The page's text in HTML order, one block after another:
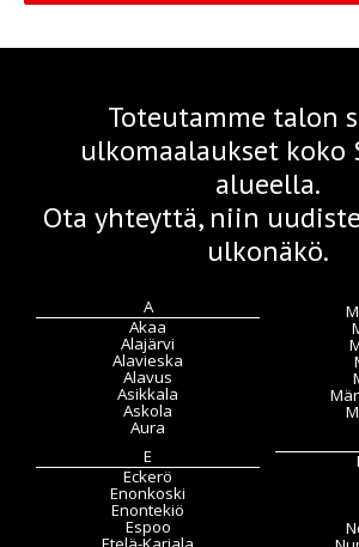
Toteutamme talon
ulkomaalaukset koko
alueella.
Ota yhteyttä, niin
ulkonäkö.
A
Akaa
Alajärvi
Alavieska
Alavus
Asikkala
Askola
Aura
E
Eckerö
Enonkoski
Enontekiö
Espoo